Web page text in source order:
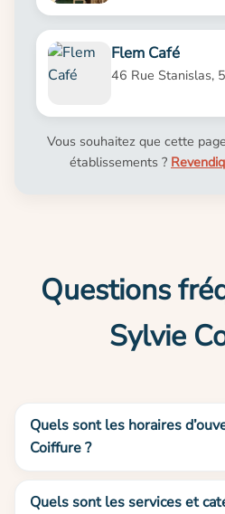
Flem Café
46 Rue Stanislas,
Vous souhaitez que cette
établissements ?
Questions
Sylvie
Quels sont les horaires
Coiffure ?
Quels sont les services et